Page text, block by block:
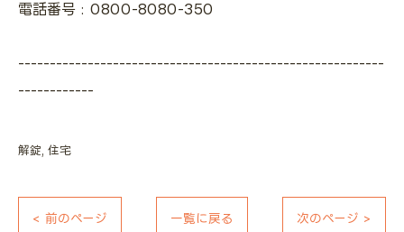
電話番号 : 0800-8080-350
----------------------------------------------------------
------------
解錠 住宅
< 前のページ 一覧に戻る 次のページ >